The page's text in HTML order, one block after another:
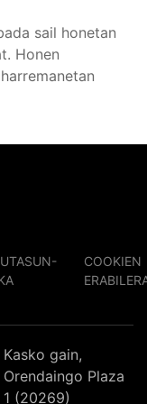
sail honetan
Honen
COOKIEN
Kasko gain,
Orendaingo Plaza
1 (20269)